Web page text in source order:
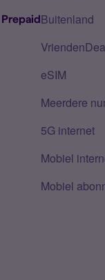
PrepaidBuitenland
eSIM
Meerdere
5G internet
Mobiel
Mobiel